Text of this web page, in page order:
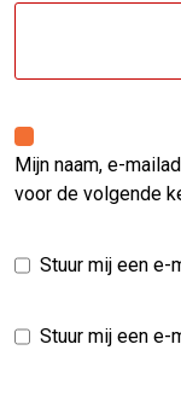
Mijn naam, e-
voor de volgende
Stuur mij een e-
Stuur mij een e-